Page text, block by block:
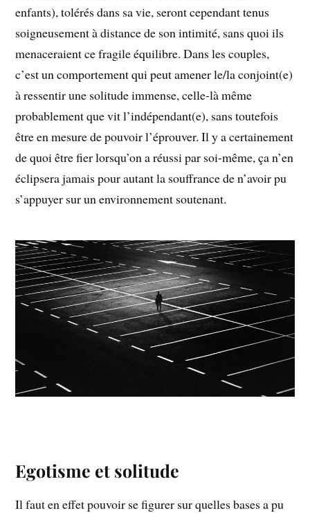
enfants), tolérés dans sa vie, seront cependant tenus
soigneusement à distance de son intimité, sans quoi ils
menaceraient ce fragile équilibre. Dans les couples,
c’est un comportement qui peut amener le/la conjoint(e)
à ressentir une solitude immense, celle-là même
probablement que vit l’indépendant(e), sans toutefois
être en mesure de pouvoir l’éprouver. Il y a certainement
de quoi être fier lorsqu’on a réussi par soi-même, ça n’en
éclipsera jamais pour autant la souffrance de n’avoir pu
s’appuyer sur un environnement soutenant.
Egotisme et solitude
Il faut en effet pouvoir se figurer sur quelles bases a pu